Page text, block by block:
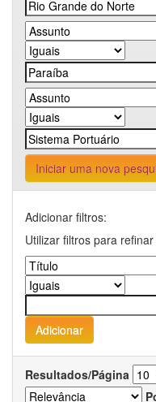
Iniciar uma nova
Adicionar filtros:
Utilizar filtros para
Resultados/Página